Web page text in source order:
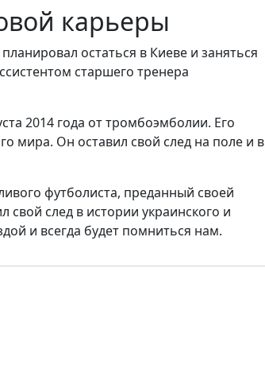
карьеры
остаться в Киеве и заняться
старшего тренера
2014 года от тромбоэмболии. Его
мира. Он оставил свой след на поле и в
футболиста, преданный своей
свой след в истории украинского и
и всегда будет помниться нам.